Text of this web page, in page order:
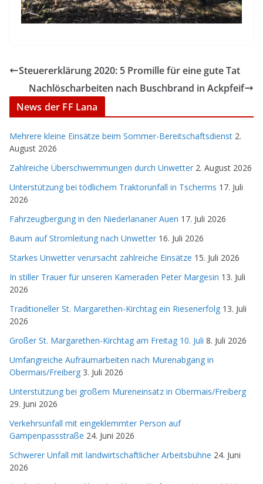
Steuererklärung 2020: 5 Promille für eine gute Tat
Nachlöscharbeiten nach Buschbrand in Ackpfeif
News der FF Lana
Mehrere kleine Einsätze beim Sommer-Bereitschaftsdienst 2.
August 2026
Zahlreiche Überschwemmungen durch Unwetter 2. August 2026
Unterstützung bei tödlichem Traktorunfall in Tscherms 17. Juli
2026
Fahrzeugbergung in den Niederlananer Auen 17. Juli 2026
Baum auf Stromleitung nach Unwetter 16. Juli 2026
Starkes Unwetter verursacht zahlreiche Einsätze 15. Juli 2026
In stiller Trauer für unseren Kameraden Peter Margesin 13. Juli
2026
Traditioneller St. Margarethen-Kirchtag ein Riesenerfolg 13. Juli
2026
Großer St. Margarethen-Kirchtag am Freitag 10. Juli 8. Juli 2026
Umfangreiche Aufräumarbeiten nach Murenabgang in
Obermais/Freiberg 3. Juli 2026
Unterstützung bei großem Mureneinsatz in Obermais/Freiberg
29. Juni 2026
Verkehrsunfall mit eingeklemmter Person auf
Gampenpassstraße 24. Juni 2026
Schwerer Unfall mit landwirtschaftlicher Arbeitsbühne 24. Juni
2026